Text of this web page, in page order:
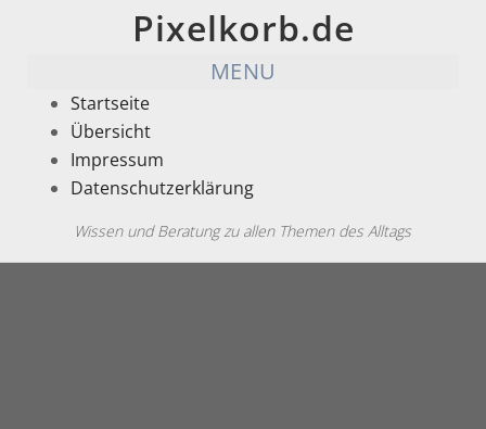
Pixelkorb.de
MENU
Startseite
Übersicht
Impressum
Datenschutzerklärung
Wissen und Beratung zu allen Themen des Alltags